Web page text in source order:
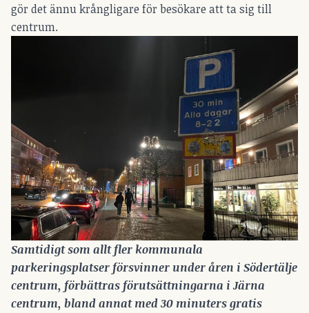
gör det ännu krångligare för besökare att ta sig till
centrum.
Samtidigt som allt fler kommunala
parkeringsplatser försvinner under åren i Södertälje
centrum, förbättras förutsättningarna i Järna
centrum, bland annat med 30 minuters gratis